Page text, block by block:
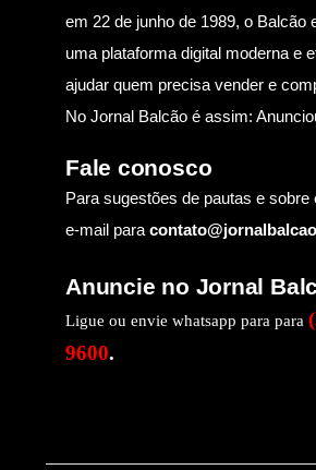
em 22 de junho de 1989, o Balcão
uma plataforma digital moderna e
ajudar quem precisa vender e
No Jornal Balcão é assim:
Fale conosco
Para sugestões de pautas e sobre
e-mail para
Anuncie no Jornal
Ligue ou envie whatsapp para para
9600.